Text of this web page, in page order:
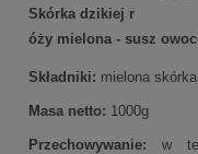
Skórka dzikiej r
óży mielona - susz
Składniki: mielona
Masa netto: 1000g
Przechowywanie: w